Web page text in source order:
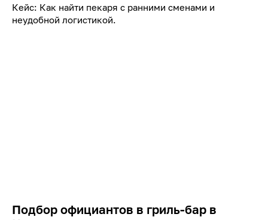
Кейс: Как найти пекаря с ранними сменами и
неудобной логистикой.
Подбор официантов в гриль-бар в